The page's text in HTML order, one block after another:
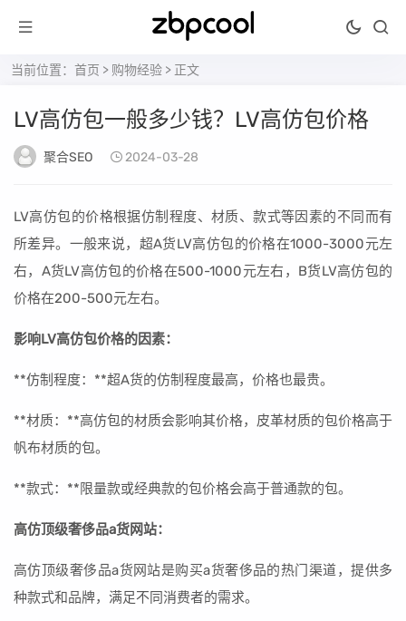
当前位置： 首页 > 购物经验 > 正文
LV高仿包一般多少钱？LV高仿包价格
聚合SEO 2024-03-28
LV高仿包的价格根据仿制程度、材质、款式等因素的不同而有
所差异。一般来说，超A货LV高仿包的价格在1000-3000元左
右，A货LV高仿包的价格在500-1000元左右，B货LV高仿包的
价格在200-500元左右。
影响LV高仿包价格的因素：
**仿制程度：**超A货的仿制程度最高，价格也最贵。
**材质：**高仿包的材质会影响其价格，皮革材质的包价格高于
帆布材质的包。
**款式：**限量款或经典款的包价格会高于普通款的包。
高仿顶级奢侈品a货网站：
高仿顶级奢侈品a货网站是购买a货奢侈品的热门渠道，提供多
种款式和品牌，满足不同消费者的需求。